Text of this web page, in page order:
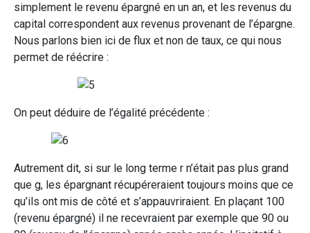
simplement le revenu épargné en un an, et les revenus du
capital correspondent aux revenus provenant de l’épargne.
Nous parlons bien ici de flux et non de taux, ce qui nous
permet de réécrire :
On peut déduire de l’égalité précédente :
Autrement dit, si sur le long terme r n’était pas plus grand
que g, les épargnant récupéreraient toujours moins que ce
qu’ils ont mis de côté et s’appauvriraient. En plaçant 100
(revenu épargné) il ne recevraient par exemple que 90 ou